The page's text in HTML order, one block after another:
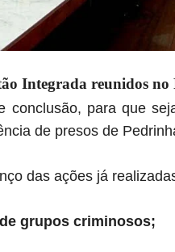
Integrada reunidos no
conclusão, para que
de presos de
das ações já
grupos criminosos;